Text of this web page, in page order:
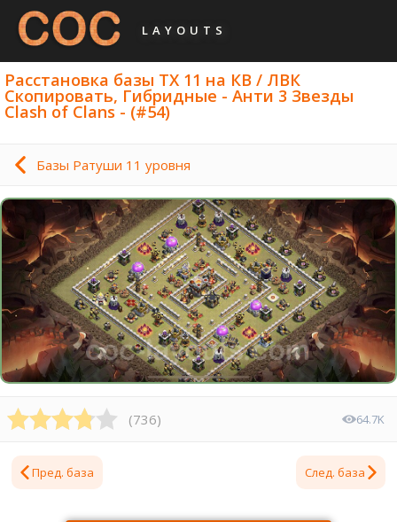
LAYOUTS
Расстановка базы ТХ 11 на КВ / ЛВК
Скопировать, Гибридные - Анти 3 Звезды
Clash of Clans - (#54)
Базы Ратуши 11 уровня
(736) 64.7K
Пред. база След. база